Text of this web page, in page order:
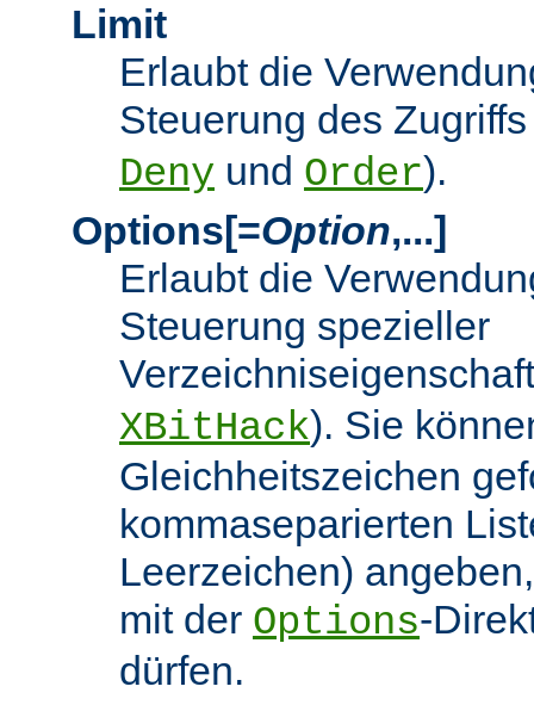
Limit
Erlaubt die
Steuerung des
Deny und Order).
Options[=Option,...]
Erlaubt die
Steuerung spezieller
XBitHack). Sie
Gleichheitszeichen
kommaseparierten
Leerzeichen)
mit der Options-
dürfen.